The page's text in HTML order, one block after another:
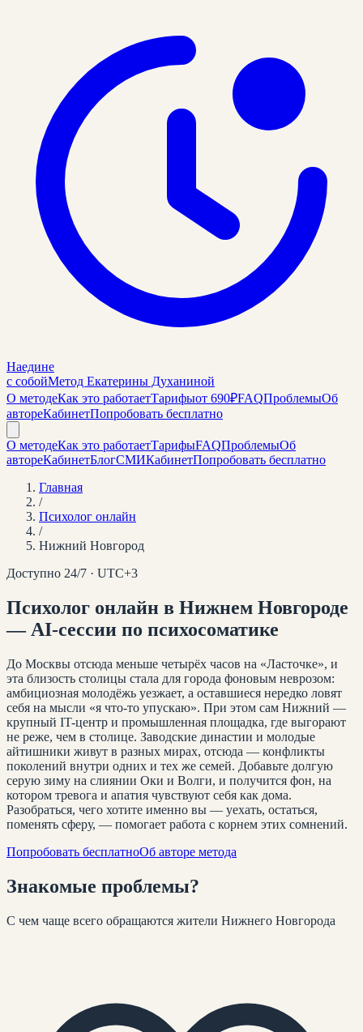
Наедине
с собойМетод Екатерины Духаниной
О методеКак это работаетТарифыот 690₽FAQПроблемыОб
автореКабинетПопробовать бесплатно
О методеКак это работаетТарифыFAQПроблемыОб
автореКабинетБлогСМИКабинетПопробовать бесплатно
Главная
/
Психолог онлайн
/
Нижний Новгород
Доступно 24/7 · UTC+3
Психолог онлайн в Нижнем Новгороде
— AI-сессии по психосоматике
До Москвы отсюда меньше четырёх часов на «Ласточке», и
эта близость столицы стала для города фоновым неврозом:
амбициозная молодёжь уезжает, а оставшиеся нередко ловят
себя на мысли «я что-то упускаю». При этом сам Нижний —
крупный IT-центр и промышленная площадка, где выгорают
не реже, чем в столице. Заводские династии и молодые
айтишники живут в разных мирах, отсюда — конфликты
поколений внутри одних и тех же семей. Добавьте долгую
серую зиму на слиянии Оки и Волги, и получится фон, на
котором тревога и апатия чувствуют себя как дома.
Разобраться, чего хотите именно вы — уехать, остаться,
поменять сферу, — помогает работа с корнем этих сомнений.
Попробовать бесплатноОб авторе метода
Знакомые проблемы?
С чем чаще всего обращаются жители Нижнего Новгорода